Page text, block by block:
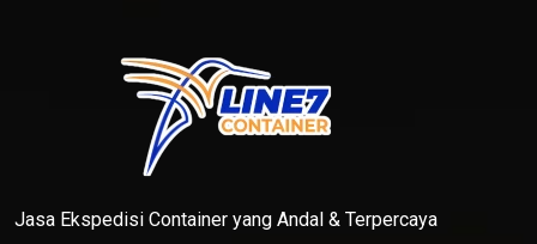
Jasa Ekspedisi Container yang Andal & Terpercaya